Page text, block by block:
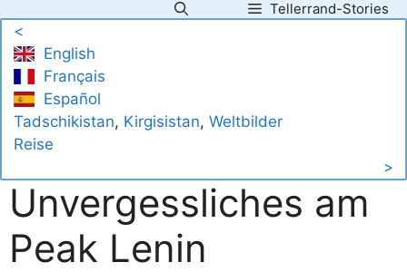
Inhalt
springen
Tellerrand-Stories
<
English
Français
Español
Tadschikistan, Kirgisistan, Weltbilder
Reise
>
Unvergessliches am
Peak Lenin